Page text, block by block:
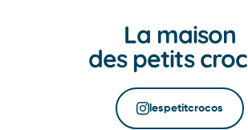
La maison
des petits
lespetitcrocos